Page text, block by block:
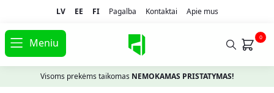
LV EE FI Pagalba Kontaktai Apie mus
Meniu 0
Visoms prekėms taikomas NEMOKAMAS PRISTATYMAS!